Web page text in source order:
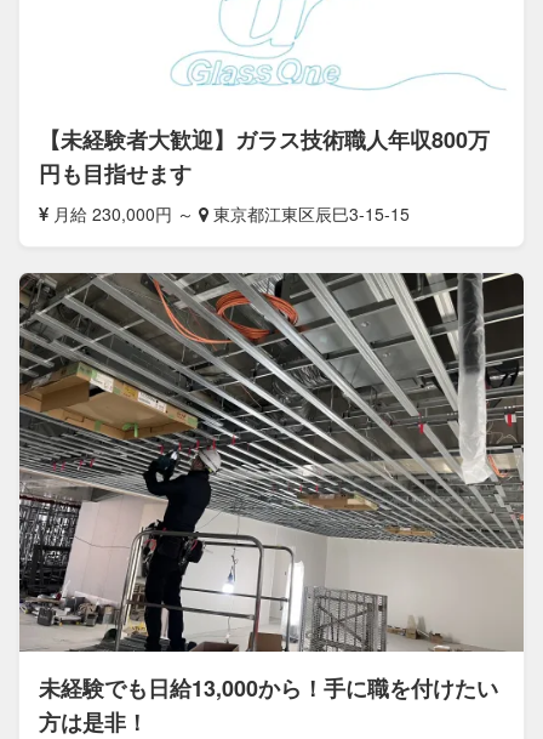
【未経験者大歓迎】ガラス技術職人年収800万
円も目指せます
月給 230,000円 ～ 東京都江東区辰巳3-15-15
未経験でも日給13,000から！手に職を付けたい
方は是非！